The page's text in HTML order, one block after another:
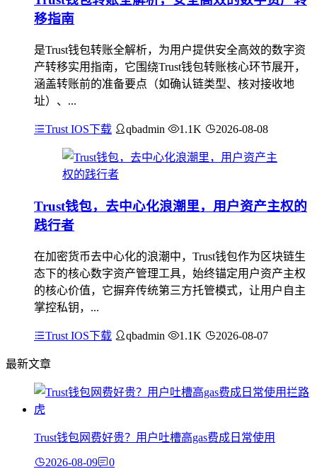
移指南
是Trust钱包转账全解析，为用户提供安全高效的数字资
产转移实用指南，它围绕Trust钱包转账核心环节展开，
涵盖转账前的准备要点（如确认链类型、核对接收地
址）、...
Trust IOS下载 qbadmin 1.1K 2026-08-08
Trust钱包，去中心化浪潮里，用户资产主权的
践行者
在加密货币去中心化的浪潮中，Trust钱包作为区块链生
态下的核心数字资产管理工具，始终锚定用户资产主权
的核心价值，它摒弃传统第三方托管模式，让用户自主
掌控私钥，...
Trust IOS下载 qbadmin 1.1K 2026-08-07
最新文章
Trust钱包网费好贵？用户吐槽高gas费成日常使用
2026-08-09 0